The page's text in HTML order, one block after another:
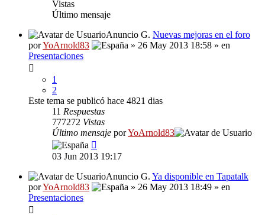
Vistas
Último mensaje
Anuncio G. Nuevas mejoras en el foro
porYoArnold83
» 26 May 2013 18:58 » en
Presentaciones
1
2
Este tema se publicó hace 4821 dias
11 Respuestas
777272 Vistas
Último mensaje porYoArnold83
03 Jun 2013 19:17
Anuncio G. Ya disponible en Tapatalk
porYoArnold83
» 26 May 2013 18:49 » en
Presentaciones